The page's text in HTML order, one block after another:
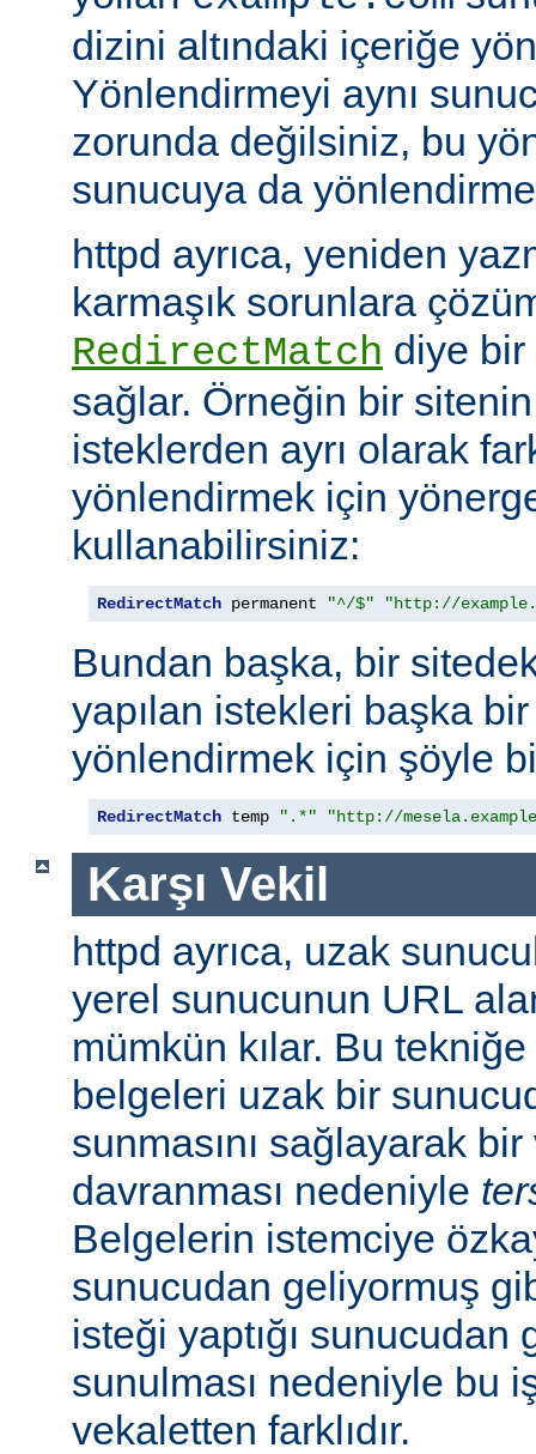
dizini altındaki içeriğe
Yönlendirmeyi aynı
zorunda değilsiniz, bu
sunucuya da
httpd ayrıca, yeniden
karmaşık sorunlara
RedirectMatch diye
sağlar. Örneğin bir
isteklerden ayrı olarak
yönlendirmek için
kullanabilirsiniz:
RedirectMatch permanent "^/$" "http://
Bundan başka, bir
yapılan istekleri başka
yönlendirmek için şöyle
RedirectMatch temp ".*" "http://
Karşı Vekil
httpd ayrıca, uzak
yerel sunucunun URL
mümkün kılar. Bu
belgeleri uzak bir
sunmasını sağlayarak
davranması nedeniyle
Belgelerin istemciye
sunucudan geliyormuş
isteği yaptığı sunucudan
sunulması nedeniyle bu
vekaletten farklıdır.